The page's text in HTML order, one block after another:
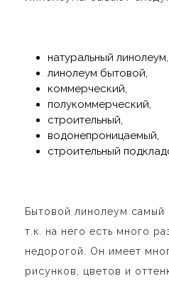
натуральный линолеум,
линолеум бытовой,
коммерческий,
полукоммерческий,
строительный,
водонепроницаемый,
строительный
Бытовой линолеум самый
т.к. на него есть много
недорогой. Он имеет
рисунков, цветов и